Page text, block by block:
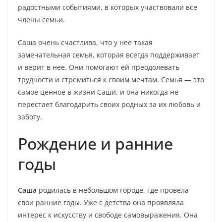
радостными событиями, в которых участвовали все
члены семьи.
Саша очень счастлива, что у нее такая
замечательная семья, которая всегда поддерживает
и верит в нее. Они помогают ей преодолевать
трудности и стремиться к своим мечтам. Семья — это
самое ценное в жизни Саши, и она никогда не
перестает благодарить своих родных за их любовь и
заботу.
Рождение и ранние
годы
Саша родилась в небольшом городе, где провела
свои ранние годы. Уже с детства она проявляла
интерес к искусству и свободе самовыражения. Она